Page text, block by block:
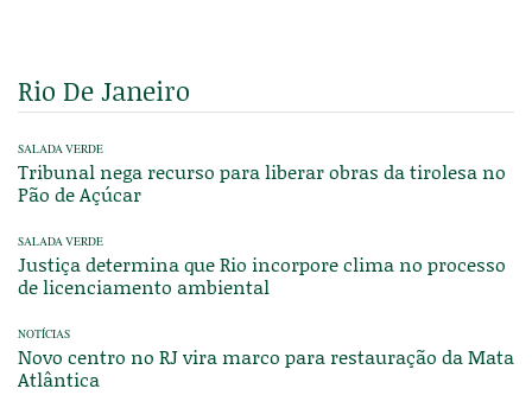
Rio De Janeiro
SALADA VERDE
Tribunal nega recurso para liberar obras da tirolesa no
Pão de Açúcar
SALADA VERDE
Justiça determina que Rio incorpore clima no processo
de licenciamento ambiental
NOTÍCIAS
Novo centro no RJ vira marco para restauração da Mata
Atlântica